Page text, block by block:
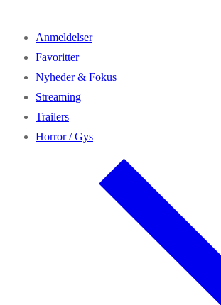
Anmeldelser
Favoritter
Nyheder & Fokus
Streaming
Trailers
Horror / Gys